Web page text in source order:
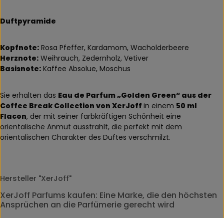
Duftpyramide
Kopfnote: Rosa Pfeffer, Kardamom, Wacholderbeere
Herznote: Weihrauch, Zedernholz, Vetiver
Basisnote: Kaffee Absolue, Moschus
Sie erhalten das Eau de Parfum „Golden Green“ aus der
Coffee Break Collection von XerJoff in einem 50 ml
Flacon, der mit seiner farbkräftigen Schönheit eine
orientalische Anmut ausstrahlt, die perfekt mit dem
orientalischen Charakter des Duftes verschmilzt.
Hersteller "XerJoff"
XerJoff Parfums kaufen: Eine Marke, die den höchsten
Ansprüchen an die Parfümerie gerecht wird